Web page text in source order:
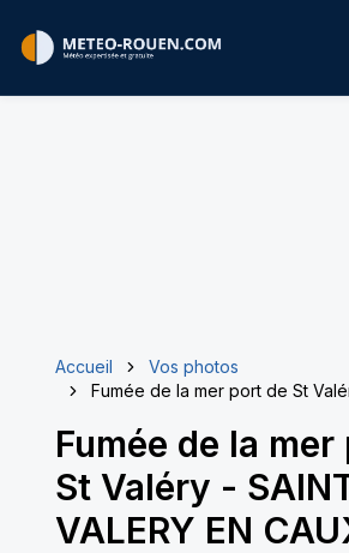
Accueil
Vos photos
Fumée de la mer port de St
Fumée de la
St Valéry -
VALERY EN